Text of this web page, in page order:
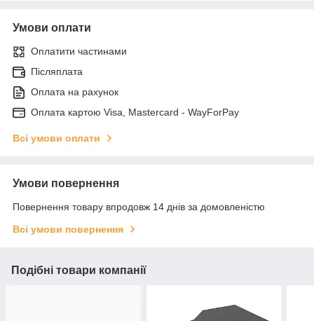
Умови оплати
Оплатити частинами
Післяплата
Оплата на рахунок
Оплата картою Visa, Mastercard - WayForPay
Всі умови оплати
Умови повернення
Повернення товару впродовж 14 днів за домовленістю
Всі умови повернення
Подібні товари компанії